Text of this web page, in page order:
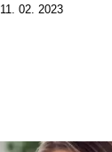
11. 02. 2023